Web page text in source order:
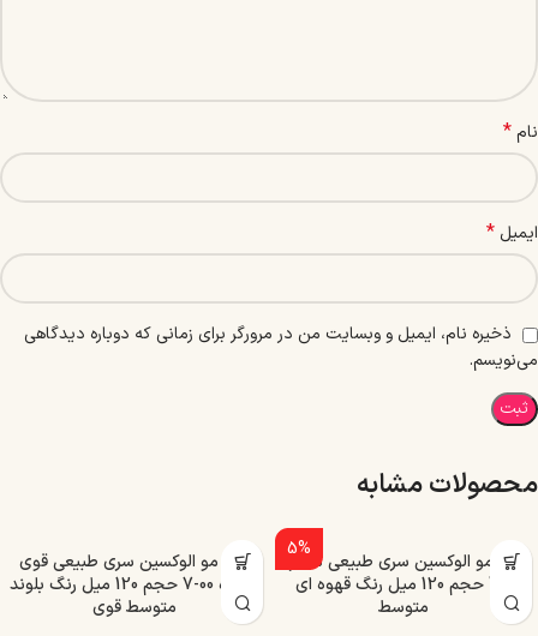
نام*
ایمیل *
ذخیره نام، ایمیل و وبسایت من در مرورگر برای زمانی که دوباره دیدگاهی
می‌نویسم.
محصولات مشابه
5%
رنگ مو الوکسین سری طبیعی شماره
0-4 حجم 120 میل رنگ قهوه ای
متوسط
رنگ مو الوکسین سری طبیعی قوی
شماره 00-7 حجم 120 میل رنگ بلوند
متوسط قوی